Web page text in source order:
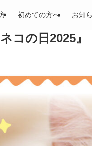
初めての方へ お知
コの日2025』